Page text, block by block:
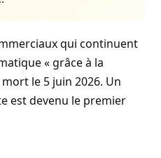
qui continuent
« grâce à la
le 5 juin 2026. Un
est devenu le premier